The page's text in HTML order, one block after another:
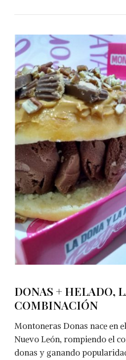
DONAS + HELADO,
COMBINACIÓN
Montoneras Donas nace en
Nuevo León, rompiendo el
donas y ganando